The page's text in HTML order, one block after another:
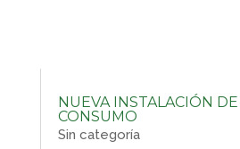
NUEVA INSTALACIÓN
CONSUMO
Sin categoría